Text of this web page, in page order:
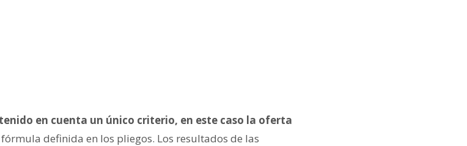
en cuenta un único criterio, en este caso la oferta
definida en los pliegos. Los resultados de las